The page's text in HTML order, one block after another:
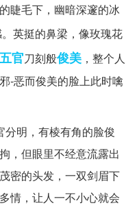
睫毛下，幽暗深邃的冰
。英挺的鼻梁，像玫瑰花
五官刀刻般俊美 ，整个人
-恶而俊美的脸上此时噙
明，有棱有角的脸俊
，但眼里不经意流露出
密的头发，一双剑眉下
情，让人一不小心就会